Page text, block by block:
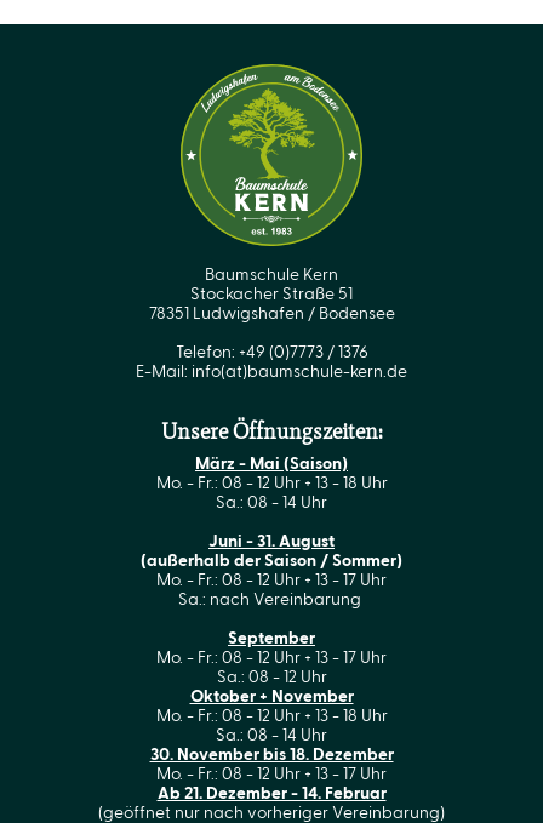
Baumschule Kern
Stockacher Straße 51
78351 Ludwigshafen / Bodensee
Telefon: +49 (0)7773 / 1376
E-Mail: info(at)baumschule-kern.de
Unsere Öffnungszeiten:
März - Mai (Saison)
Mo. - Fr.: 08 - 12 Uhr + 13 - 18 Uhr
Sa.: 08 - 14 Uhr
Juni - 31. August
(außerhalb der Saison / Sommer)
Mo. - Fr.: 08 - 12 Uhr + 13 - 17 Uhr
Sa.: nach Vereinbarung
September
Mo. - Fr.: 08 - 12 Uhr + 13 - 17 Uhr
Sa.: 08 - 12 Uhr
Oktober + November
Mo. - Fr.: 08 - 12 Uhr + 13 - 18 Uhr
Sa.: 08 - 14 Uhr
30. November bis 18. Dezember
Mo. - Fr.: 08 - 12 Uhr + 13 - 17 Uhr
Ab 21. Dezember - 14. Februar
(geöffnet nur nach vorheriger Vereinbarung)